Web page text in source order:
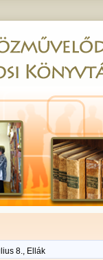
8., Ellák